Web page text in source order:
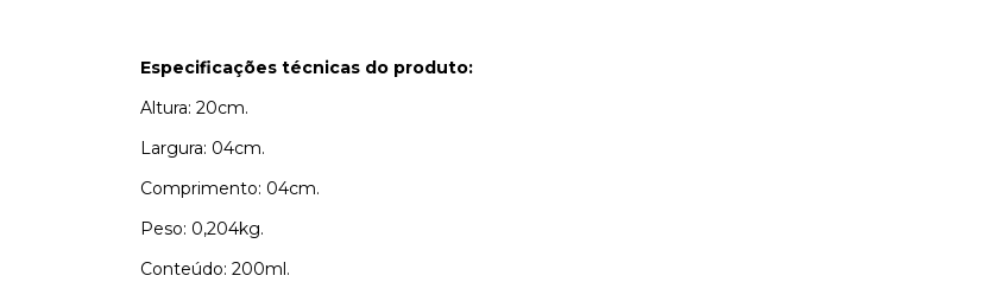
Especificações técnicas do produto:
Altura: 20cm.
Largura: 04cm.
Comprimento: 04cm.
Peso: 0,204kg.
Conteúdo: 200ml.